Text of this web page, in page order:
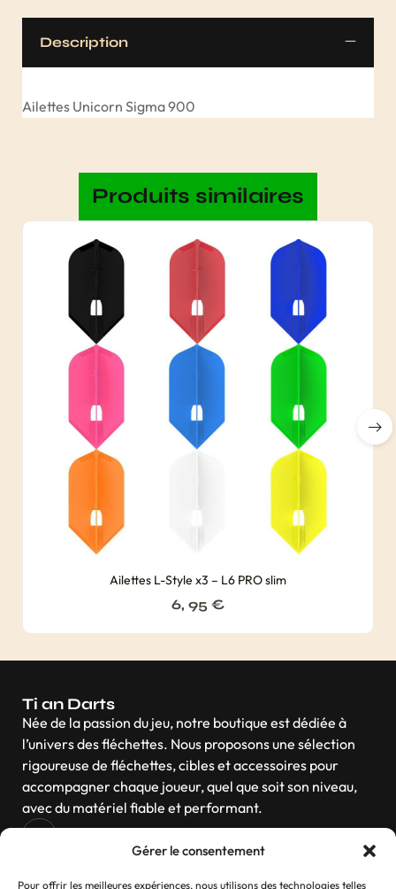
Gérer le consentement
Pour offrir les meilleures expériences, nous utilisons des technologies telles
Description
Ailettes Unicorn Sigma 900
Produits similaires
Ailettes L-Style x3 – L6 PRO slim
6, 95 €
Ti an Darts
Née de la passion du jeu, notre boutique est dédiée à
l’univers des fléchettes. Nous proposons une sélection
rigoureuse de fléchettes, cibles et accessoires pour
accompagner chaque joueur, quel que soit son niveau,
avec du matériel fiable et performant.